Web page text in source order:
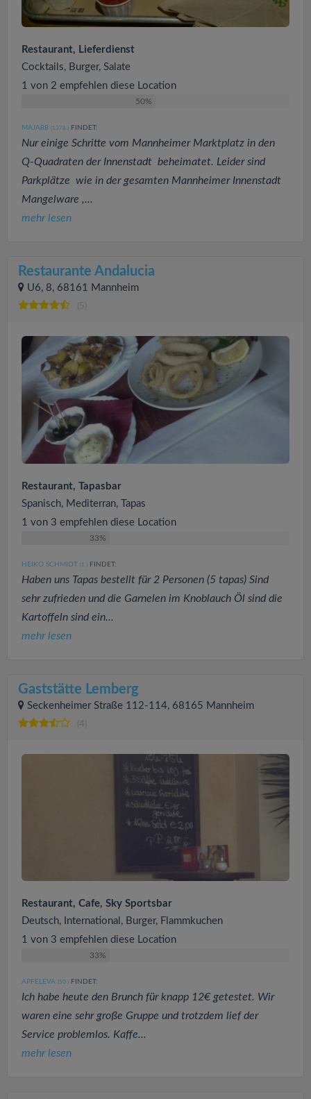
Restaurant, Lieferdienst
Cocktails, Burger, Salate
1 von 2 empfehlen diese Location
50%
MAJA88 (1378 ) FINDET:
Nur einige Schritte vom Mannheimer Marktplatz in den
Q-Quadraten der Innenstadt beheimatet. Leider sind
Parkplätze wie in der gesamten Mannheimer Innenstadt
Mangelware ,...
mehr lesen
Restaurante Andalucia
U6, 8, 68161 Mannheim
(5)
Restaurant, Tapasbar
Spanisch, Mediterran, Tapas
1 von 3 empfehlen diese Location
33%
HEIKO SCHMIDT (1 ) FINDET:
Haben uns Tapas bestellt für 2 Personen (5 tapas) Sind
sehr zufrieden und die Garnelen im Knoblauch Öl sind die
Kartoffeln sind ein...
mehr lesen
Gaststätte Lemberg
Seckenheimer Straße 112-114, 68165 Mannheim
(4)
Restaurant, Cafe, Sky Sportsbar
Deutsch, International, Burger, Flammkuchen
1 von 3 empfehlen diese Location
33%
APFELEVA (50 ) FINDET:
Ich habe heute den Brunch für knapp 12€ getestet. Wir
waren eine sehr große Gruppe und trotzdem lief der
Service problemlos. Kaffe...
mehr lesen